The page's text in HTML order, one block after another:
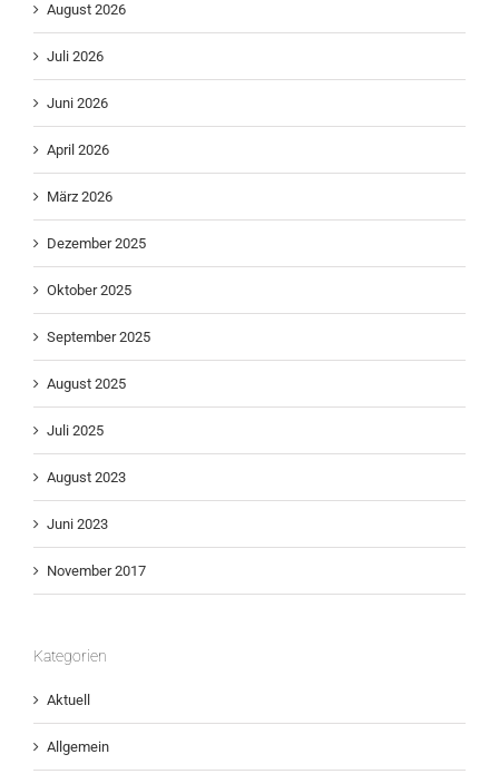
August 2026
Juli 2026
Juni 2026
April 2026
März 2026
Dezember 2025
Oktober 2025
September 2025
August 2025
Juli 2025
August 2023
Juni 2023
November 2017
Kategorien
Aktuell
Allgemein